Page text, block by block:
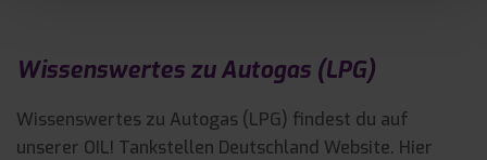
Wissenswertes zu Autogas (LPG)
Wissenswertes zu Autogas (LPG) findest du auf
unserer OIL! Tankstellen Deutschland Website. Hier